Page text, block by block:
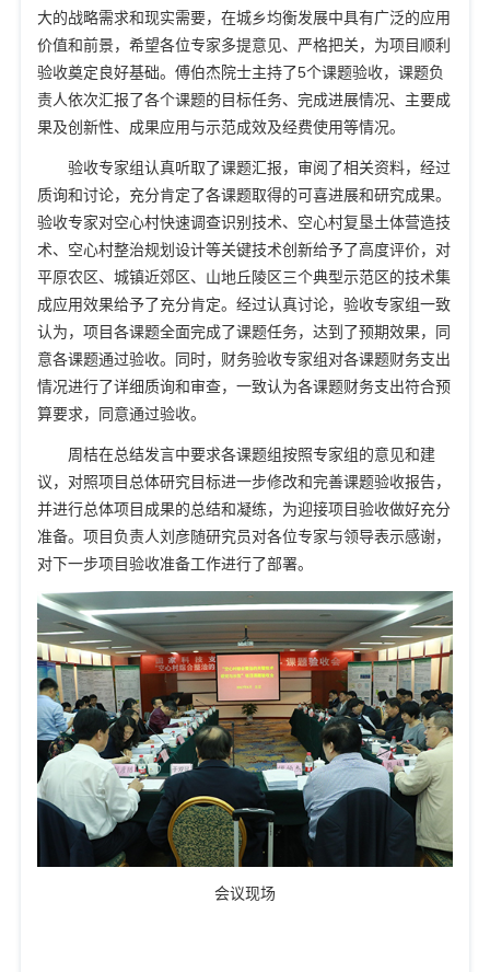
大的战略需求和现实需要，在城乡均衡发展中具有广泛的应用
价值和前景，希望各位专家多提意见、严格把关，为项目顺利
验收奠定良好基础。傅伯杰院士主持了5个课题验收，课题负
责人依次汇报了各个课题的目标任务、完成进展情况、主要成
果及创新性、成果应用与示范成效及经费使用等情况。
验收专家组认真听取了课题汇报，审阅了相关资料，经过
质询和讨论，充分肯定了各课题取得的可喜进展和研究成果。
验收专家对空心村快速调查识别技术、空心村复垦土体营造技
术、空心村整治规划设计等关键技术创新给予了高度评价，对
平原农区、城镇近郊区、山地丘陵区三个典型示范区的技术集
成应用效果给予了充分肯定。经过认真讨论，验收专家组一致
认为，项目各课题全面完成了课题任务，达到了预期效果，同
意各课题通过验收。同时，财务验收专家组对各课题财务支出
情况进行了详细质询和审查，一致认为各课题财务支出符合预
算要求，同意通过验收。
周桔在总结发言中要求各课题组按照专家组的意见和建
议，对照项目总体研究目标进一步修改和完善课题验收报告，
并进行总体项目成果的总结和凝练，为迎接项目验收做好充分
准备。项目负责人刘彦随研究员对各位专家与领导表示感谢，
对下一步项目验收准备工作进行了部署。
会议现场